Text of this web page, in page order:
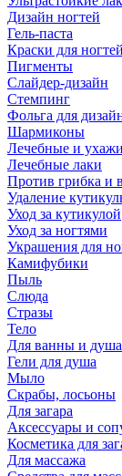
Дизайн ногтей
Гель-паста
Краски для ногтей
Пигменты
Слайдер-дизайн
Стемпинг
Фольга для
Шармиконы
Лечебные и
Лечебные лаки
Против грибка и
Удаление
Уход за кутикулой
Уход за ногтями
Украшения для
Камифубики
Пыль
Слюда
Стразы
Тело
Для ванны и душа
Гели для душа
Мыло
Скрабы, лосьоны
Для загара
Аксессуары и
Косметика для
Для массажа